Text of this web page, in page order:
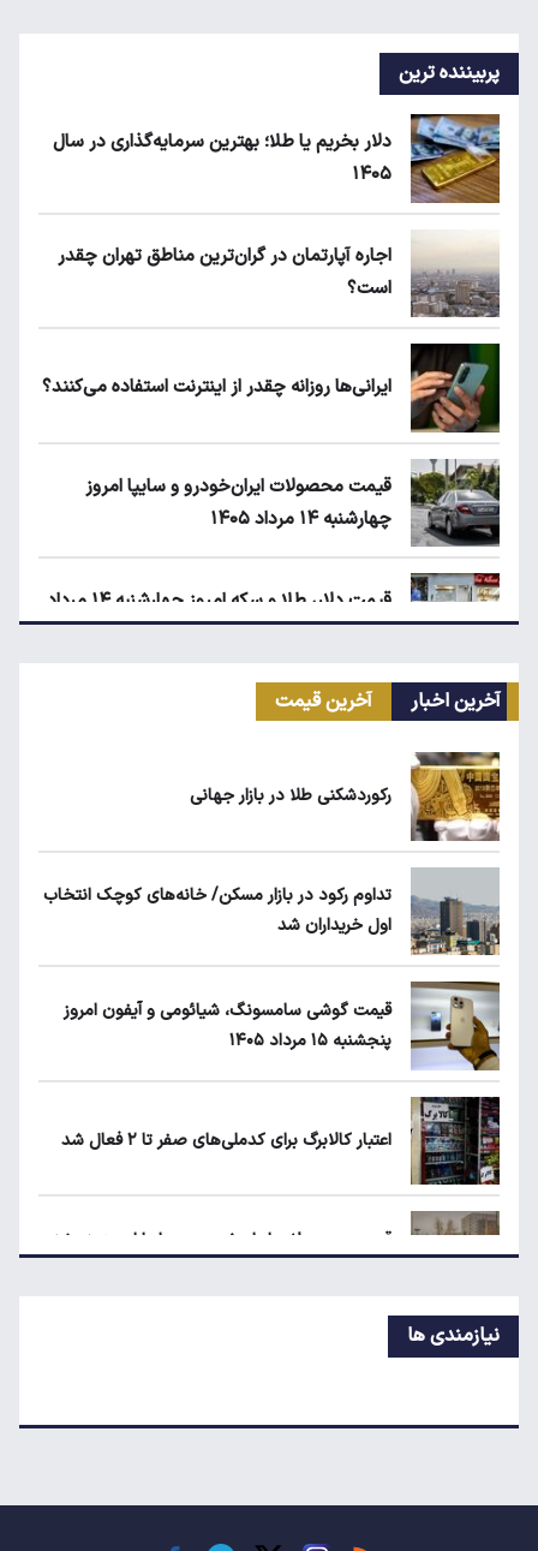
پربیننده ترین
دلار بخریم یا طلا؛ بهترین سرمایه‌گذاری در سال
۱۴۰۵
اجاره آپارتمان در گران‌ترین مناطق تهران چقدر
است؟
ایرانی‌ها روزانه چقدر از اینترنت استفاده می‌کنند؟
قیمت محصولات ایران‌خودرو و سایپا امروز
چهارشنبه ۱۴ مرداد ۱۴۰۵
قیمت دلار، طلا و سکه امروز چهارشنبه ۱۴ مرداد
۱۴۰۵
انتقال سهمیه بنزین خودروها به کارت بانکی تا
زمان شارژ کالابرگ با رقم آخر کد ملی صفر تا ۲
آخرین اخبار آخرین قیمت
رکوردشکنی طلا در بازار جهانی
تداوم رکود در بازار مسکن/ خانه‌های کوچک انتخاب
اول خریداران شد
قیمت گوشی سامسونگ، شیائومی و آیفون امروز
پنجشنبه ۱۵ مرداد ۱۴۰۵
اعتبار کالابرگ برای کدملی‌های صفر تا ۲ فعال شد
قیمت محصولات ایران‌خودرو و سایپا امروز پنجشنبه
۱۴۰۵
نیازمندی ها